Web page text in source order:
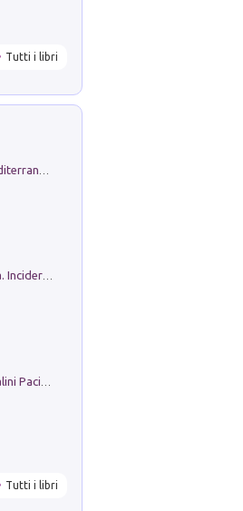
Tutti i libri
Ho Camminato Alla Luce Della Storia. Incidere per Pasolini. Quaderni di Incisione Contemporanea n 30
Tutti i libri